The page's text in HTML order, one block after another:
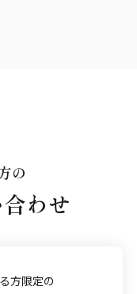
の
わせ
方限定の